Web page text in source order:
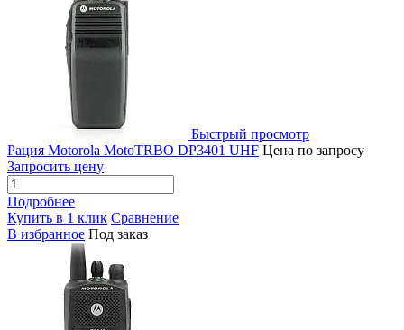
Быстрый просмотр
Рация Motorola MotoTRBO DP3401 UHF Цена по запросу
Запросить цену
Подробнее
Купить в 1 клик Сравнение
В избранное Под заказ